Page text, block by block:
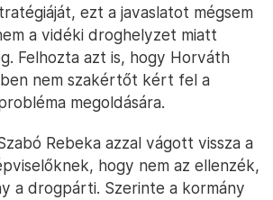
ezt a javaslatot mégsem
a vidéki droghelyzet miatt
Felhozta azt is, hogy Horváth
nem szakértőt kért fel a
megoldására.
Rebeka azzal vágott vissza a
hogy nem az ellenzék,
a drogpárti. Szerinte a kormány